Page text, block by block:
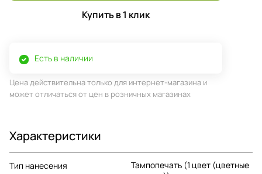
Купить в 1 клик
Есть в наличии
Цена действительна только для интернет-магазина и
может отличаться от цен в розничных магазинах
Характеристики
Тип нанесения
Тампопечать (1 цвет (цветные